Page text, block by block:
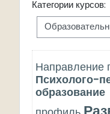
Категории курсов:
Направление
Психолого-
образование